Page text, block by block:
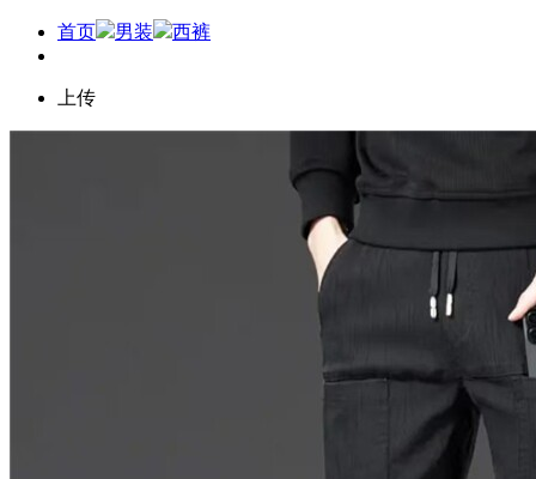
首页 男装 西裤
上传